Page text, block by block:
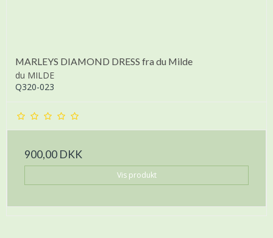
MARLEYS DIAMOND DRESS fra du Milde
du MILDE
Q320-023
900,00 DKK
Vis produkt